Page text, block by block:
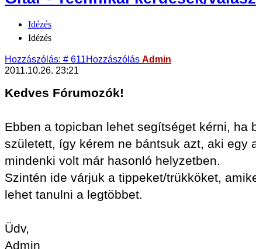
Idézés
Idézés
Hozzászólás: # 611Hozzászólás Admin
2011.10.26. 23:21
Kedves Fórumozók!
Ebben a topicban lehet segítséget kérni,
született, így kérem ne bántsuk azt, aki egy
mindenki volt már hasonló helyzetben.
Szintén ide várjuk a tippeket/trükköket,
lehet tanulni a legtöbbet.
Üdv,
Admin